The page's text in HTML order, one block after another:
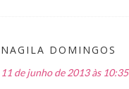
NAGILA DOMINGOS
11 de junho de 2013 às 10:35